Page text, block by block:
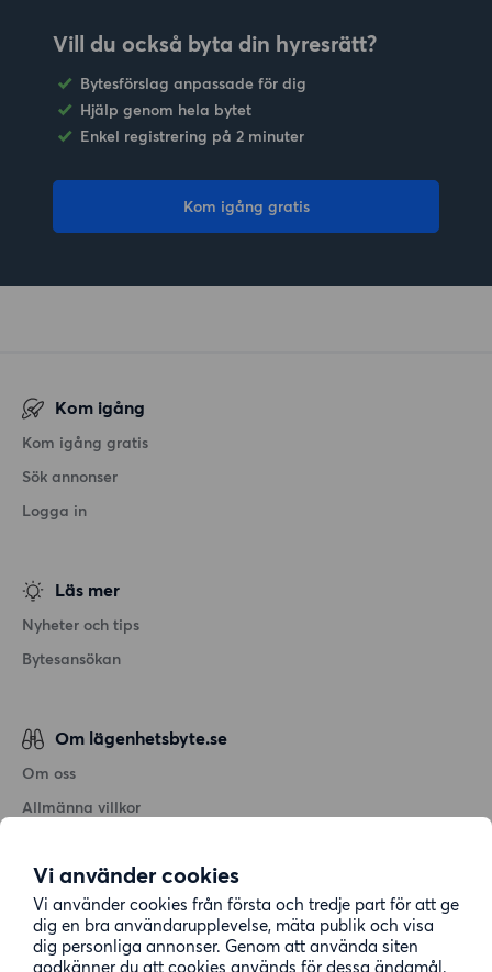
Vi använder cookies
Vi använder cookies från första och tredje part för att ge
dig en bra användarupplevelse, mäta publik och visa
dig personliga annonser. Genom att använda siten
godkänner du att cookies används för dessa ändamål.
Vill du också byta din hyresrätt?
Bytesförslag anpassade för dig
Hjälp genom hela bytet
Enkel registrering på 2 minuter
Kom igång gratis
Kom igång
Kom igång gratis
Sök annonser
Logga in
Läs mer
Nyheter och tips
Bytesansökan
Om lägenhetsbyte.se
Om oss
Allmänna villkor
Cookiepolicy
Sitemap